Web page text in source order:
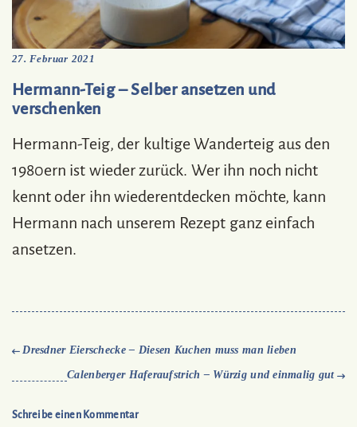
27. Februar 2021
Hermann-Teig – Selber ansetzen und
verschenken
Hermann-Teig, der kultige Wanderteig aus den
1980ern ist wieder zurück. Wer ihn noch nicht
kennt oder ihn wiederentdecken möchte, kann
Hermann nach unserem Rezept ganz einfach
ansetzen.
Dresdner Eierschecke – Diesen Kuchen muss man lieben
Calenberger Haferaufstrich – Würzig und einmalig gut
Schreibe einen Kommentar